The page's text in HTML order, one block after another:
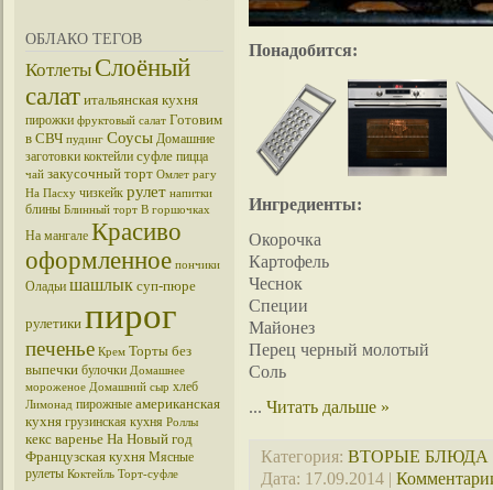
ОБЛАКО ТЕГОВ
Котлеты Слоёный
салат итальянская кухня
пирожки фруктовый салат Готовим
в СВЧ пудинг Соусы Домашние
заготовки коктейли суфле пицца
чай закусочный торт Омлет рагу
На Пасху чизкейк рулет напитки
блины Блинный торт В горшочках
На мангале Красиво
оформленное пончики
Оладьи шашлык суп-пюре
рулетики пирог
печенье Крем Торты без
выпечки булочки Домашнее
мороженое Домашний сыр хлеб
Лимонад пирожные американская
кухня грузинская кухня Роллы
кекс варенье На Новый год
Французская кухня Мясные
рулеты Коктейль Торт-суфле
Понадобится:
Ингредиенты:
Окорочка
Картофель
Чеснок
Специи
Майонез
Перец черный молотый
Соль
... Читать дальше »
Категория: ВТОРЫЕ БЛЮДА
Дата: 17.09.2014 |